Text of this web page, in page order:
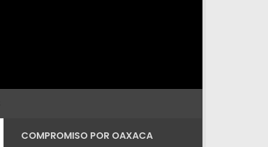
COMPROMISO POR OAXACA